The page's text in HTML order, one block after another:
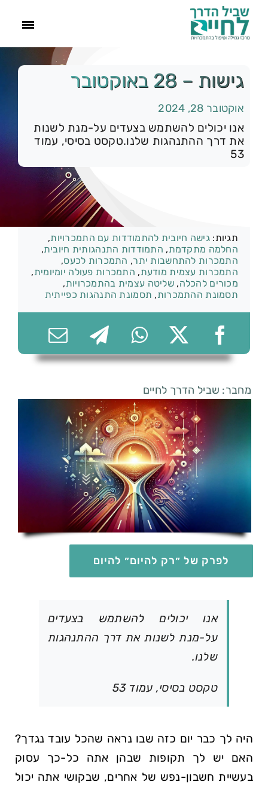
הסיפור שלנו
התמכרויות
צור קשר
074-7361656
גישות – 28 באוקטובר
אוקטובר 28, 2024
אנו יכולים להשתמש בצעדים על-מנת לשנות
את דרך ההתנהגות שלנו.טקסט בסיסי, עמוד
53
תגיות: גישה חיובית להתמודדות עם התמכרויות,
החלמה מתקדמת, התמודדות התנהגותית חיובית,
התמכרות להתחשבות יתר, התמכרות לכעס,
התמכרות עצמית מודעת, התמכרות פעולה יומיומית,
מכורים להכלה, שליטה עצמית בהתמכרויות,
תסמונת ההתמכרות, תסמונת התנהגות כפייתית
מחבר: שביל הדרך לחיים
לפרק של ״רק להיום״ להיום
אנו יכולים להשתמש בצעדים
על-מנת לשנות את דרך ההתנהגות
שלנו.
טקסט בסיסי, עמוד 53
היה לך כבר יום כזה שבו נראה שהכל עובד נגדך?
האם יש לך תקופות שבהן אתה כל-כך עסוק
בעשיית חשבון-נפש של אחרים, שבקושי אתה יכול